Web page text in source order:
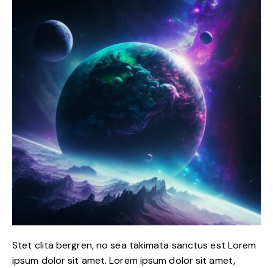
Stet clita bergren, no sea takimata sanctus est Lorem
ipsum dolor sit amet. Lorem ipsum dolor sit amet,